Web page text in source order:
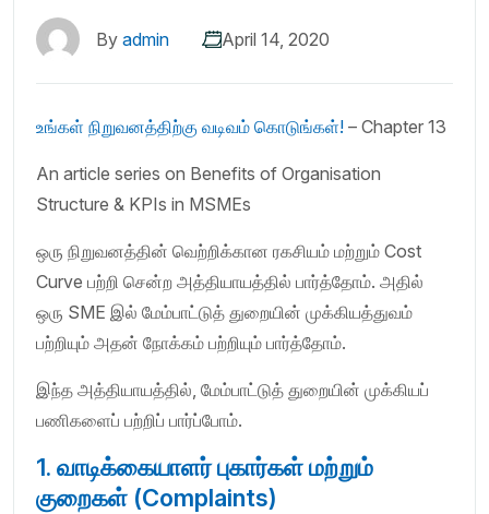
By admin April 14, 2020
உங்கள் நிறுவனத்திற்கு வடிவம் கொடுங்கள்! – Chapter 13
An article series on Benefits of Organisation
Structure & KPIs in MSMEs
ஒரு நிறுவனத்தின் வெற்றிக்கான ரகசியம் மற்றும் Cost
Curve பற்றி சென்ற அத்தியாயத்தில் பார்த்தோம். அதில்
ஒரு SME இல் மேம்பாட்டுத் துறையின் முக்கியத்துவம்
பற்றியும் அதன் நோக்கம் பற்றியும் பார்த்தோம்.
இந்த அத்தியாயத்தில், மேம்பாட்டுத் துறையின் முக்கியப்
பணிகளைப் பற்றிப் பார்ப்போம்.
1. வாடிக்கையாளர் புகார்கள் மற்றும்
குறைகள் (Complaints)